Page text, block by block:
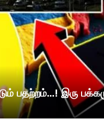
பதற்றம்...! இரு